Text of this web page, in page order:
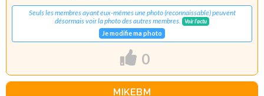
Seuls les membres ayant eux-mêmes une photo (reconnaissable) peuvent
désormais voir la photo des autres membres.
Voir l'actu
Je modifie ma photo
0
MIKEBM